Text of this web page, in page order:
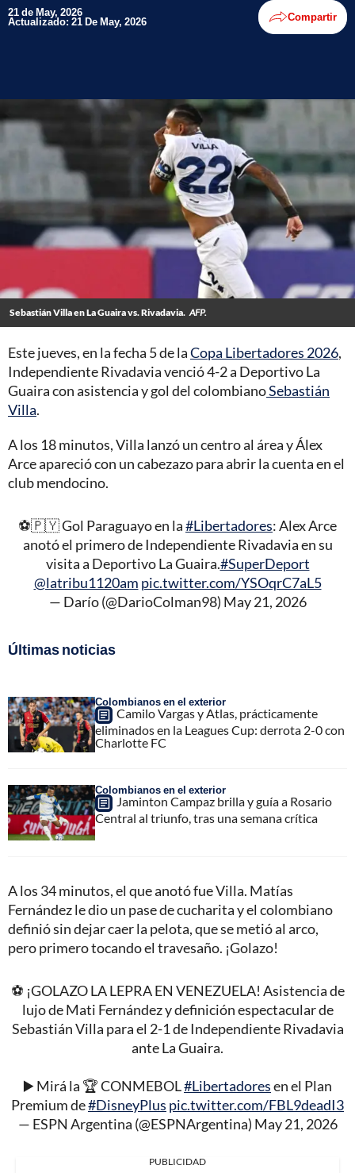
21 de May, 2026
Actualizado: 21 De May, 2026 Compartir
Sebastián Villa en La Guaira vs. Rivadavia. AFP.
Este jueves, en la fecha 5 de laCopa Libertadores 2026,
Independiente Rivadavia venció 4-2 a Deportivo La
Guaira con asistencia y gol del colombianoSebastián
Villa.
A los 18 minutos, Villa lanzó un centro al área y Álex
Arce apareció con un cabezazo para abrir la cuenta en el
club mendocino.
⚽️🇵🇾 Gol Paraguayo en la#Libertadores: Alex Arce
anotó el primero de Independiente Rivadavia en su
visita a Deportivo La Guaira.#SuperDeport
@latribu1120am pic.twitter.com/YSOqrC7aL5
— Darío (@DarioColman98) May 21, 2026
Últimas noticias
Colombianos en el exterior
Camilo Vargas y Atlas, prácticamente
eliminados en la Leagues Cup: derrota 2-0 con
Charlotte FC
Colombianos en el exterior
Jaminton Campaz brilla y guía a Rosario
Central al triunfo, tras una semana crítica
A los 34 minutos, el que anotó fue Villa. Matías
Fernández le dio un pase de cucharita y el colombiano
definió sin dejar caer la pelota, que se metió al arco,
pero primero tocando el travesaño. ¡Golazo!
⚽ ¡GOLAZO LA LEPRA EN VENEZUELA! Asistencia de
lujo de Mati Fernández y definición espectacular de
Sebastián Villa para el 2-1 de Independiente Rivadavia
ante La Guaira.
▶️ Mirá la 🏆 CONMEBOL#Libertadoresen el Plan
Premium de#DisneyPlus pic.twitter.com/FBL9deadI3
— ESPN Argentina (@ESPNArgentina) May 21, 2026
PUBLICIDAD